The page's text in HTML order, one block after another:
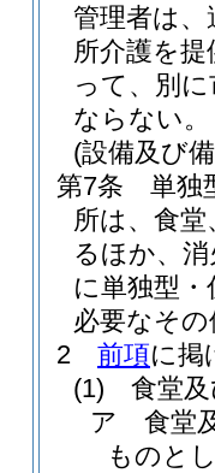
管理者は、
所介護を
って、別
ならない。
(設備及び
第7条
単独
所は、食
るほか、
に単独型
必要なそ
2
前項に掲
(1)
食堂
ア
食堂
ものと